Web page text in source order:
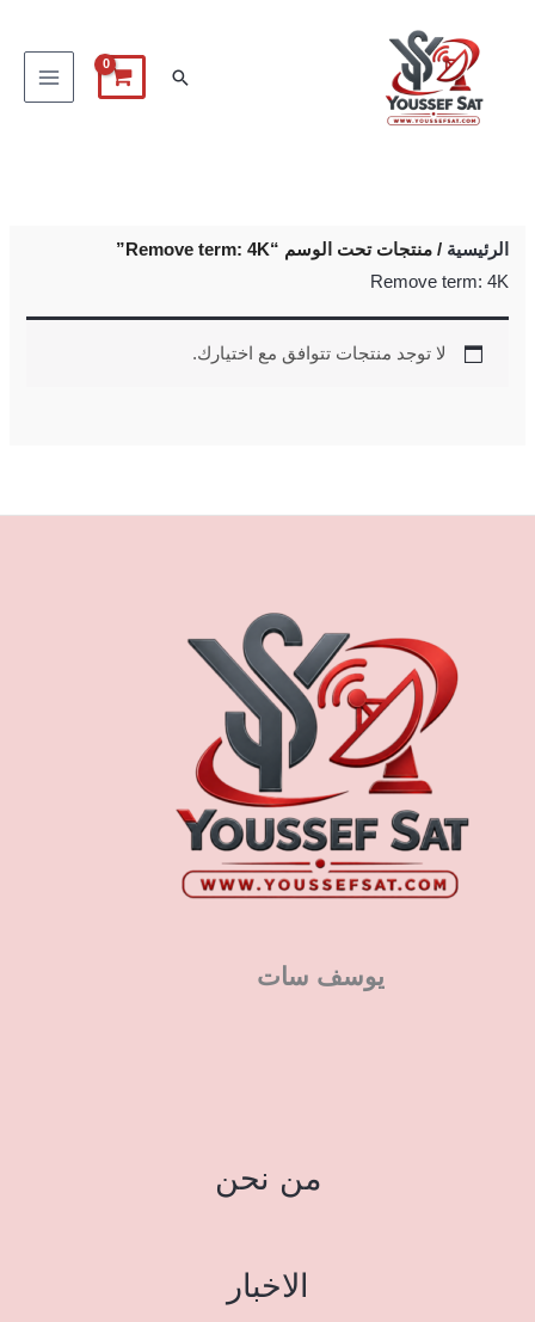
البحث
الرئيسية / منتجات تحت الوسم “Remove term: 4K”
Remove term: 4K
لا توجد منتجات تتوافق مع اختيارك.
يوسف سات
من نحن
الاخبار